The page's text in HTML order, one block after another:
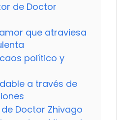
de Doctor
que atraviesa
político y
a través de
Doctor Zhivago